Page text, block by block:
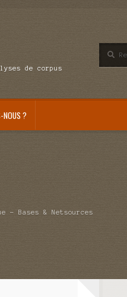
de corpus
pour :
NOUS ?
– Bases & Netsources